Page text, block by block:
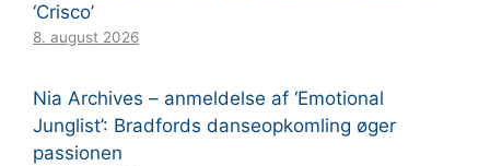
‘Crisco’
8. august 2026
Nia Archives – anmeldelse af ‘Emotional
Junglist’: Bradfords danseopkomling øger
passionen